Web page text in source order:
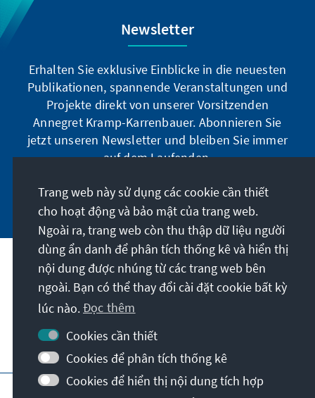
Newsletter
Erhalten Sie exklusive Einblicke in die neuesten
Publikationen, spannende Veranstaltungen und
Projekte direkt von unserer Vorsitzenden
Annegret Kramp-Karrenbauer. Abonnieren Sie
jetzt unseren Newsletter und bleiben Sie immer
auf dem Laufenden.
Jetzt abonnieren
Sứ mệnh của chúng tôi
Liên hệ
Các chương trình khác của Quỹ
Vết Bảo mật Điều khoản sử dụng
Trang web này sử dụng các cookie cần thiết
cho hoạt động và bảo mật của trang web.
Ngoài ra, trang web còn thu thập dữ liệu người
dùng ẩn danh để phân tích thống kê và hiển thị
nội dung được nhúng từ các trang web bên
ngoài. Bạn có thể thay đổi cài đặt cookie bất kỳ
lúc nào.Đọc thêm
Cookies cần thiết
Cookies để phân tích thống kê
Cookies để hiển thị nội dung tích hợp